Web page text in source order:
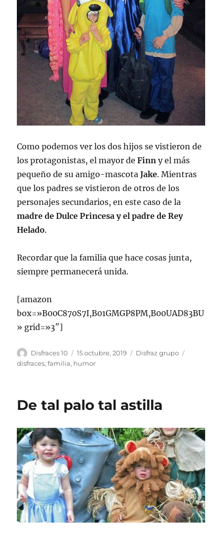
Como podemos ver los dos hijos se vistieron de
los protagonistas, el mayor deFinn y el más
pequeño de su amigo-mascotaJake. Mientras
que los padres se vistieron de otros de los
personajes secundarios, en este caso de la
madre de Dulce Princesa y el padre de Rey
Helado.
Recordar que la familia que hace cosas junta,
siempre permanecerá unida.
[amazon
box=»B00C870S7I,B01GMGP8PM,B00UAD83BU
» grid=»3″]
Autor
Disfraces 10
Publicado
el
15 octubre, 2019 Categorías
Disfraz grupo
disfraces,familia, humor
De tal palo tal astilla